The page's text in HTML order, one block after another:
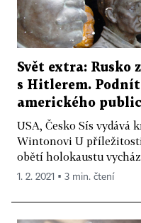
Svět extra: Rusko
s Hitlerem.
amerického
USA, Česko Sís vydává
Wintonovi U
obětí holokaustu
1. 2. 2021 ▪ 3 min. čtení